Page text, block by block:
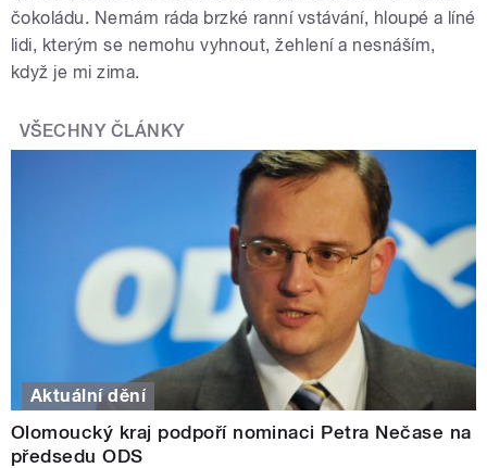
čokoládu. Nemám ráda brzké ranní vstávání, hloupé a líné
lidi, kterým se nemohu vyhnout, žehlení a nesnáším,
když je mi zima.
VŠECHNY ČLÁNKY
Aktuální dění
Olomoucký kraj podpoří nominaci Petra Nečase na
předsedu ODS